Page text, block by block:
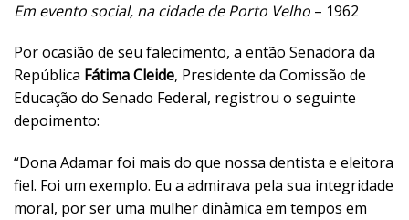
Em evento social, na cidade de Porto Velho – 1962
Por ocasião de seu falecimento, a então Senadora da
República Fátima Cleide, Presidente da Comissão de
Educação do Senado Federal, registrou o seguinte
depoimento:
“Dona Adamar foi mais do que nossa dentista e eleitora
fiel. Foi um exemplo. Eu a admirava pela sua integridade
moral, por ser uma mulher dinâmica em tempos em